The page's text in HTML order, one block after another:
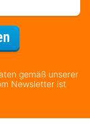
Für den
gemäß unserer
Newsletter ist